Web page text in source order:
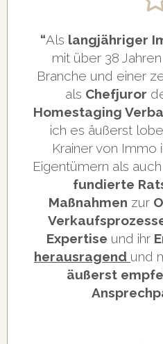
“Als langjähriger
mit über 38
Branche und einer
als Chefjuror
Homestaging
ich es äußerst
Krainer von Immo
Eigentümern als
fundierte
Maßnahmen zur
Expertise und ihr
herausragend und
äußerst